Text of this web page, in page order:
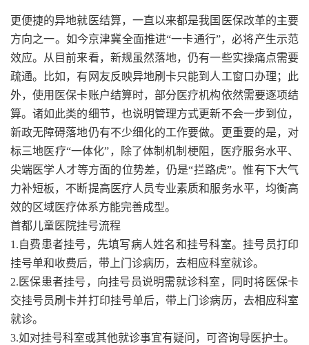
更便捷的异地就医结算，一直以来都是我国医保改革的主要
方向之一。如今京津冀全面推进“一卡通行”，必将产生示范
效应。从目前来看，新规虽然落地，仍有一些实操痛点需要
疏通。比如，有网友反映异地刷卡只能到人工窗口办理；此
外，使用医保卡账户结算时，部分医疗机构依然需要逐项结
算。诸如此类的细节，也说明管理方式更新不会一步到位，
新政无障碍落地仍有不少细化的工作要做。更重要的是，对
标三地医疗“一体化”，除了体制机制梗阻，医疗服务水平、
尖端医学人才等方面的位势差，仍是“拦路虎”。惟有下大气
力补短板，不断提高医疗人员专业素质和服务水平，均衡高
效的区域医疗体系方能完善成型。
首都儿童医院挂号流程
1.自费患者挂号，先填写病人姓名和挂号科室。挂号员打印
挂号单和收费后，带上门诊病历，去相应科室就诊。
2.医保患者挂号，向挂号员说明需就诊科室，同时将医保卡
交挂号员刷卡并打印挂号单后，带上门诊病历，去相应科室
就诊。
3.如对挂号科室或其他就诊事宜有疑问，可咨询导医护士。